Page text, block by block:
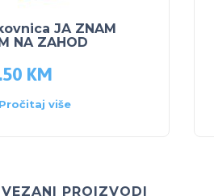
JA ZNAM
NA ZAHOD
KM
Pročitaj više
PROIZVODI